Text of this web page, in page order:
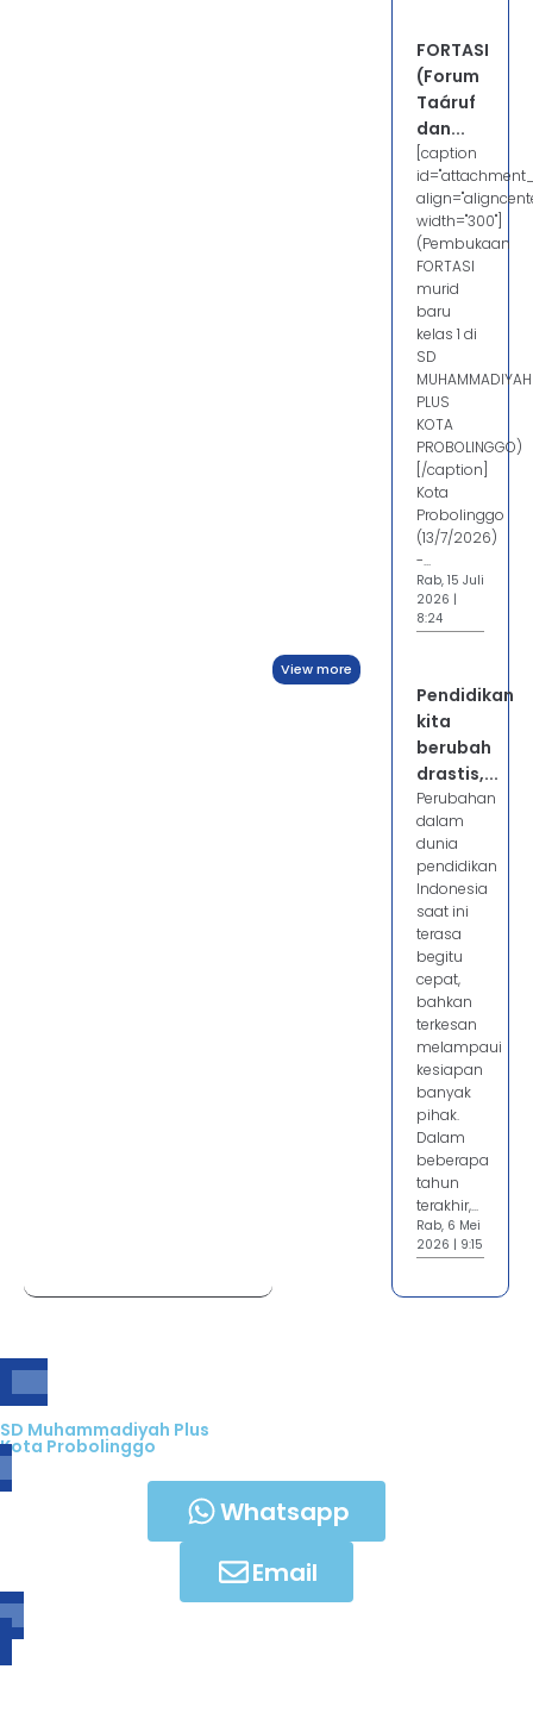
View more
FORTASI
(Forum
Taáruf
dan...
[caption
width="300"]
(Pembukaan
FORTASI
murid
baru
kelas 1 di
SD
MUHAMMADIYAH
PLUS
KOTA
PROBOLINGGO)
[/caption]
Kota
Probolinggo
(13/7/2026)
-...
Rab, 15 Juli
2026 |
8:24
Pendidikan
kita
berubah
drastis,...
Perubahan
dalam
dunia
pendidikan
Indonesia
saat ini
terasa
begitu
cepat,
bahkan
terkesan
melampaui
kesiapan
banyak
pihak.
Dalam
beberapa
tahun
terakhir,...
Rab, 6 Mei
2026 | 9:15
SD Muhammadiyah Plus
Kota Probolinggo
Whatsapp
Email